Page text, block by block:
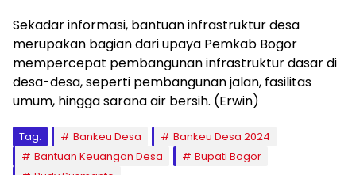
Sekadar informasi, bantuan infrastruktur desa
merupakan bagian dari upaya Pemkab Bogor
mempercepat pembangunan infrastruktur dasar di
desa-desa, seperti pembangunan jalan, fasilitas
umum, hingga sarana air bersih. (Erwin)
Tag: Bankeu Desa
Bankeu Desa 2024
Bantuan Keuangan Desa
Bupati Bogor